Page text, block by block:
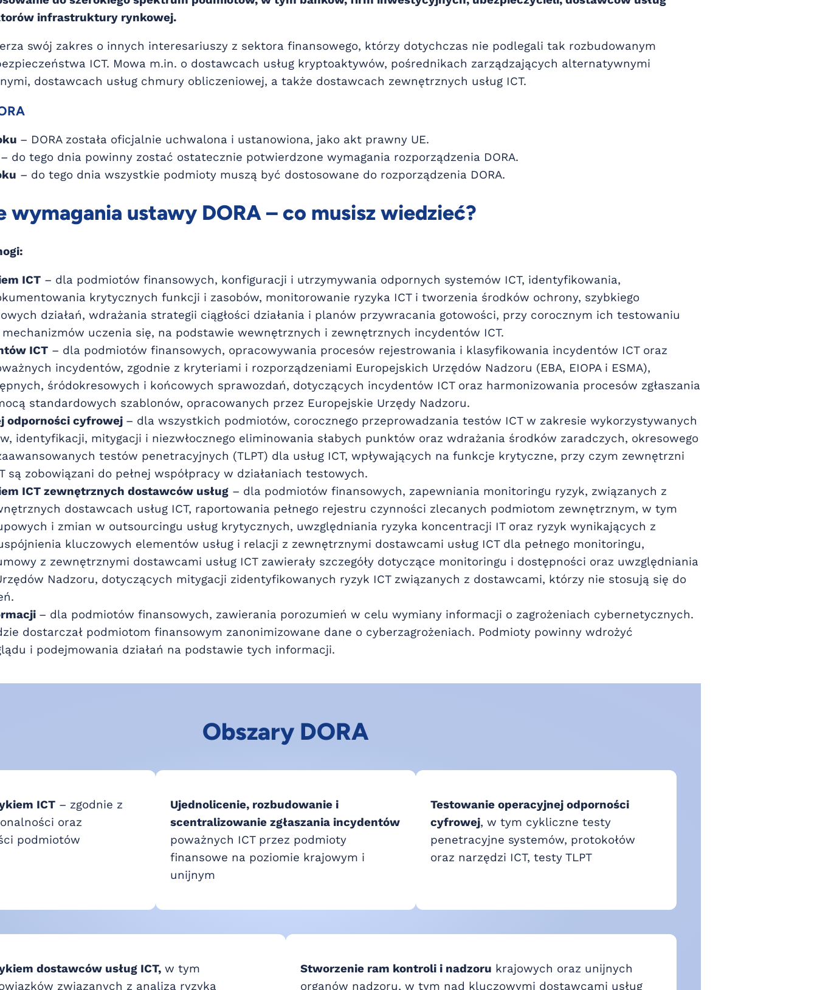
infrastruktury rynkowej.
swój zakres o innych interesariuszy z sektora finansowego, którzy dotychczas nie podlegali tak rozbudowanym
ICT. Mowa m.in. o dostawcach usług kryptoaktywów, pośrednikach zarządzających alternatywnymi
dostawcach usług chmury obliczeniowej, a także dostawcach zewnętrznych usług ICT.
– DORA została oficjalnie uchwalona i ustanowiona, jako akt prawny UE.
do tego dnia powinny zostać ostatecznie potwierdzone wymagania rozporządzenia DORA.
– do tego dnia wszystkie podmioty muszą być dostosowane do rozporządzenia DORA.
wymagania ustawy DORA – co musisz wiedzieć?
ICT – dla podmiotów finansowych, konfiguracji i utrzymywania odpornych systemów ICT, identyfikowania,
krytycznych funkcji i zasobów, monitorowanie ryzyka ICT i tworzenia środków ochrony, szybkiego
działań, wdrażania strategii ciągłości działania i planów przywracania gotowości, przy corocznym ich testowaniu
uczenia się, na podstawie wewnętrznych i zewnętrznych incydentów ICT.
ICT – dla podmiotów finansowych, opracowywania procesów rejestrowania i klasyfikowania incydentów ICT oraz
incydentów, zgodnie z kryteriami i rozporządzeniami Europejskich Urzędów Nadzoru (EBA, EIOPA i ESMA),
śródokresowych i końcowych sprawozdań, dotyczących incydentów ICT oraz harmonizowania procesów zgłaszania
standardowych szablonów, opracowanych przez Europejskie Urzędy Nadzoru.
odporności cyfrowej – dla wszystkich podmiotów, corocznego przeprowadzania testów ICT w zakresie wykorzystywanych
identyfikacji, mitygacji i niezwłocznego eliminowania słabych punktów oraz wdrażania środków zaradczych, okresowego
testów penetracyjnych (TLPT) dla usług ICT, wpływających na funkcje krytyczne, przy czym zewnętrzni
są zobowiązani do pełnej współpracy w działaniach testowych.
ICT zewnętrznych dostawców usług – dla podmiotów finansowych, zapewniania monitoringu ryzyk, związanych z
dostawcach usług ICT, raportowania pełnego rejestru czynności zlecanych podmiotom zewnętrznym, w tym
i zmian w outsourcingu usług krytycznych, uwzględniania ryzyka koncentracji IT oraz ryzyk wynikających z
kluczowych elementów usług i relacji z zewnętrznymi dostawcami usług ICT dla pełnego monitoringu,
z zewnętrznymi dostawcami usług ICT zawierały szczegóły dotyczące monitoringu i dostępności oraz uwzględniania
Nadzoru, dotyczących mitygacji zidentyfikowanych ryzyk ICT związanych z dostawcami, którzy nie stosują się do
– dla podmiotów finansowych, zawierania porozumień w celu wymiany informacji o zagrożeniach cybernetycznych.
dostarczał podmiotom finansowym zanonimizowane dane o cyberzagrożeniach. Podmioty powinny wdrożyć
i podejmowania działań na podstawie tych informacji.
Obszary DORA
ICT – zgodnie z
oraz
podmiotów
Ujednolicenie, rozbudowanie i
scentralizowanie zgłaszania incydentów
poważnych ICT przez podmioty
finansowe na poziomie krajowym i
unijnym
Testowanie operacyjnej odporności
cyfrowej, w tym cykliczne testy
penetracyjne systemów, protokołów
oraz narzędzi ICT, testy TLPT
dostawców usług ICT, w tym
związanych z analizą ryzyka
Stworzenie ram kontroli i nadzoru krajowych oraz unijnych
organów nadzoru, w tym nad kluczowymi dostawcami usług